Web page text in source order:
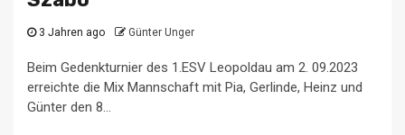
3 Jahren ago Günter Unger
Beim Gedenkturnier des 1.ESV Leopoldau am 2. 09.2023
erreichte die Mix Mannschaft mit Pia, Gerlinde, Heinz und
Günter den 8...